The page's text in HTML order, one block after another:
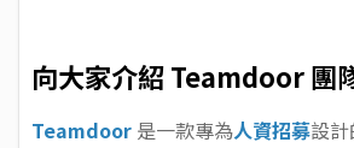
向大家介紹 Teamdoor 團
Teamdoor 是一款專為人資招募設計